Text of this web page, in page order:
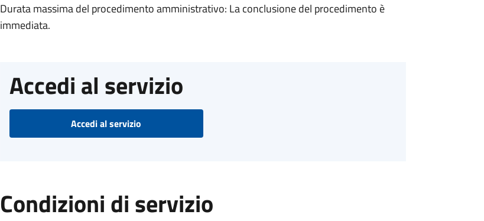
Durata massima del procedimento amministrativo: La conclusione del procedimento è
immediata.
Accedi al servizio
Accedi al servizio
Condizioni di servizio